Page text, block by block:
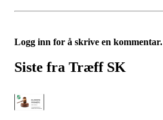
Logg inn for å skrive en kommentar.
Siste fra Træff SK